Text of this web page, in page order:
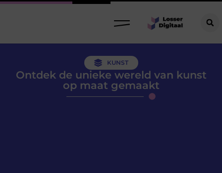
KUNST
Ontdek de unieke wereld van kunst
op maat gemaakt